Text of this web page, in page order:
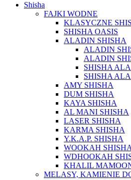
Shisha
FAJKI WODNE
KLASYCZNE
SHISHA OASIS
ALADIN SHISHA
ALADIN
ALADIN
SHISHA
SHISHA
AMY SHISHA
DUM SHISHA
KAYA SHISHA
AL MANI SHISHA
LASER SHISHA
KARMA SHISHA
Y.K.A.P. SHISHA
WOOKAH SHISHA
WDHOOKAH
KHALIL
MELASY, KAMIENIE